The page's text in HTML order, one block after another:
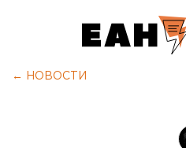
← НОВОСТИ